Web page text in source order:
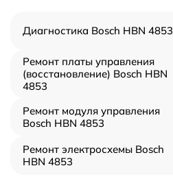
Диагностика Bosch HBN 4853
Ремонт платы управления
(восстановление) Bosch HBN
4853
Ремонт модуля управления
Bosch HBN 4853
Ремонт электросхемы Bosch
HBN 4853